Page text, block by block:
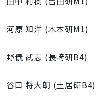
河原 知洋 (木本研M1)
野儀 武志 (長﨑研B4)
谷口 将大朗 (土居研B4)